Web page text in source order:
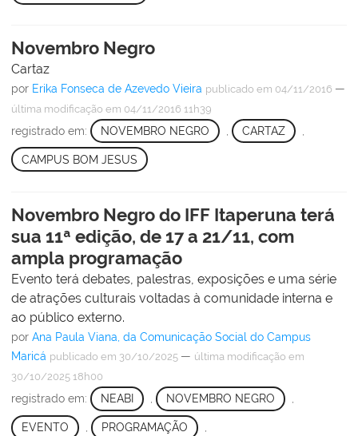
Novembro Negro
Cartaz
por Erika Fonseca de Azevedo Vieira publicado em 04/11/2016 —
última modificação em 04/11/2016 11h39
registrado em: NOVEMBRO NEGRO CARTAZ
CAMPUS BOM JESUS
Novembro Negro do IFF Itaperuna terá
sua 11ª edição, de 17 a 21/11, com
ampla programação
Evento terá debates, palestras, exposições e uma série
de atrações culturais voltadas à comunidade interna e
ao público externo.
por Ana Paula Viana, da Comunicação Social do Campus
Maricá publicado em 30/10/2025 — última modificação em
30/10/2025 18h00
registrado em: NEABI , NOVEMBRO NEGRO ,
EVENTO PROGRAMAÇÃO